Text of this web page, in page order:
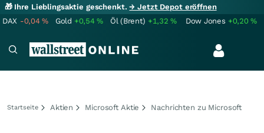
🎁 Ihre Lieblingsaktie geschenkt.→ Jetzt Depot eröffnen
DAX -0,04% Gold +0,54% Öl (Brent) +1,32% Dow Jones +0,20%
Startseite Aktien Microsoft Aktie Nachrichten zu Microsoft